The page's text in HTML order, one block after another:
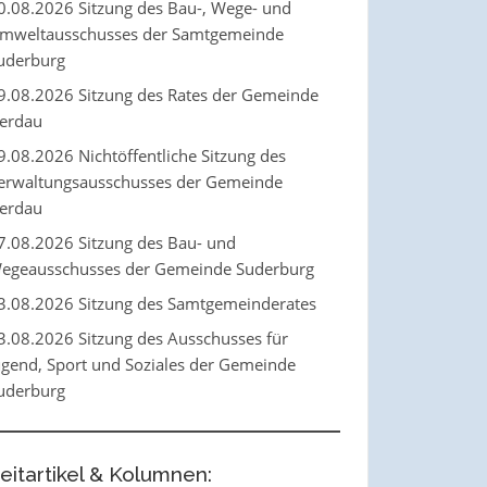
Sitzung des Bau-, Wege- und
der Samtgemeinde
Sitzung des Rates der Gemeinde
Nichtöffentliche Sitzung des
der Gemeinde
Sitzung des Bau- und
der Gemeinde Suderburg
Sitzung des Samtgemeinderates
Sitzung des Ausschusses für
Sport und Soziales der Gemeinde
& Kolumnen: